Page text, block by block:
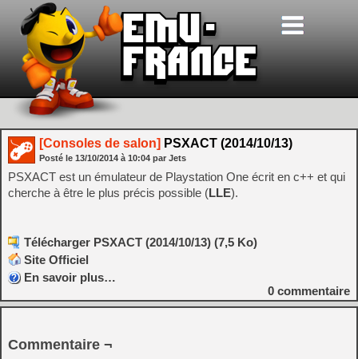
[Consoles de salon] PSXACT (2014/10/13)
Posté le 13/10/2014 à 10:04 par Jets
PSXACT est un émulateur de Playstation One écrit en c++ et qui
cherche à être le plus précis possible (LLE).
Télécharger PSXACT (2014/10/13) (7,5 Ko)
Site Officiel
En savoir plus…
0 commentaire
Commentaire ¬